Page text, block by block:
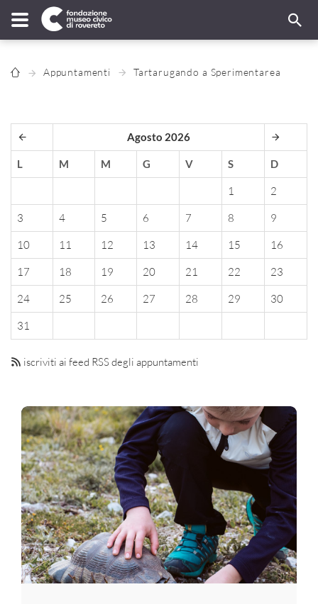
Appuntamenti Tartarugando a Sperimentarea
Agosto 2026
L M M G V S D
1
2
3
4 5 6 7 8
9
10
11 12 13 14 15
16
17
18 19 20 21 22
23
24
25 26 27 28 29
30
31
iscriviti ai feed RSS degli appuntamenti